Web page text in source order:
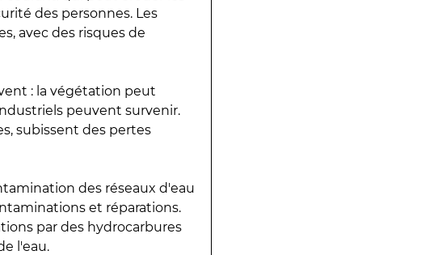
des personnes. Les
avec des risques de
: la végétation peut
peuvent survenir.
subissent des pertes
des réseaux d'eau
et réparations.
par des hydrocarbures
l'eau.